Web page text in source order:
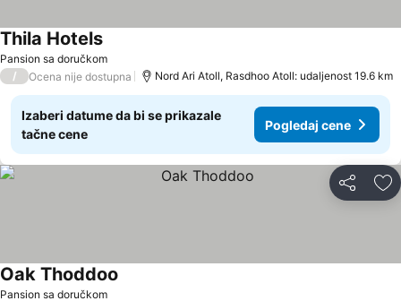
Pansion sa doručkom
Thila Hotels
/ Ocena nije dostupna Nord Ari Atoll, Rasdhoo Atoll: udaljenost 19.6 km
Izaberi datume da bi se prikazale
tačne cene
Pogledaj cene
Deli
Pansion sa doručkom
Oak Thoddoo